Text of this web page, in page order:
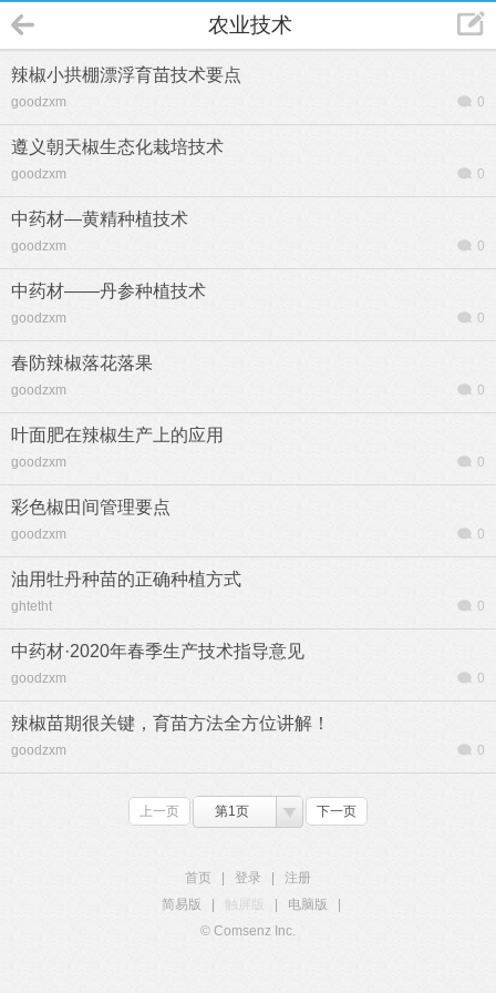
农业技术
辣椒小拱棚漂浮育苗技术要点
goodzxm 0
遵义朝天椒生态化栽培技术
goodzxm 0
中药材—黄精种植技术
goodzxm 0
中药材——丹参种植技术
goodzxm 0
春防辣椒落花落果
goodzxm 0
叶面肥在辣椒生产上的应用
goodzxm 0
彩色椒田间管理要点
goodzxm 0
油用牡丹种苗的正确种植方式
ghtetht 0
中药材·2020年春季生产技术指导意见
goodzxm 0
辣椒苗期很关键，育苗方法全方位讲解！
goodzxm 0
上一页 第1页 下一页
首页 登录
注册
简易版
触屏版 电脑版
© Comsenz Inc.